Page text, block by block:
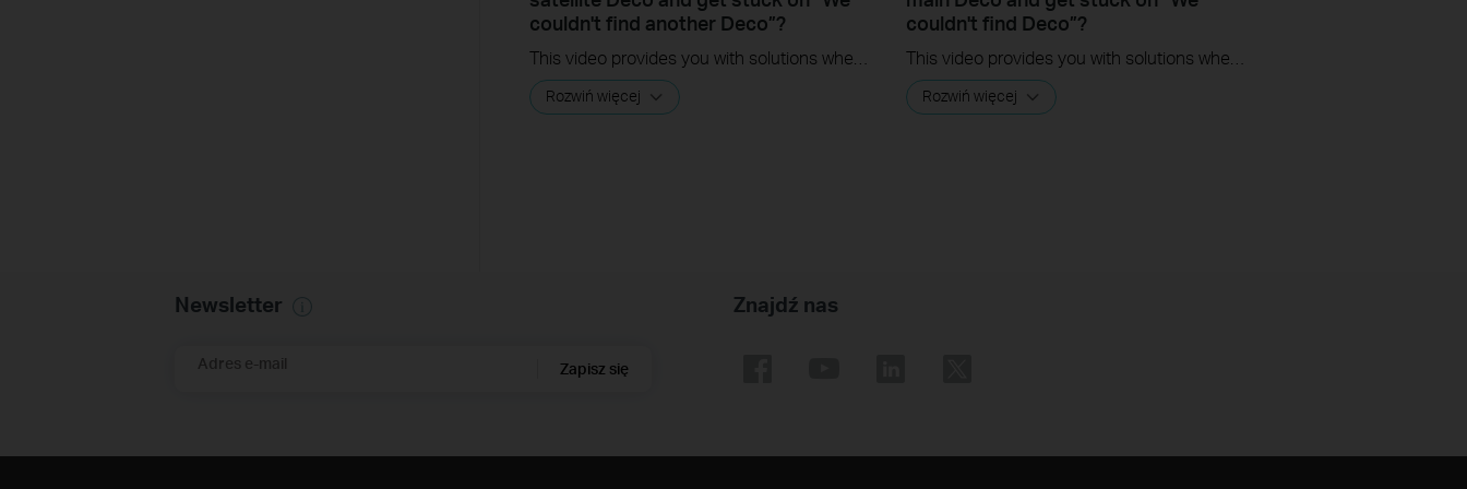
couldn't find another Deco”?
Rozwiń więcej
couldn't find Deco”?
Rozwiń więcej
Newsletter
Adres e-mail Zapisz się
Znajdź nas